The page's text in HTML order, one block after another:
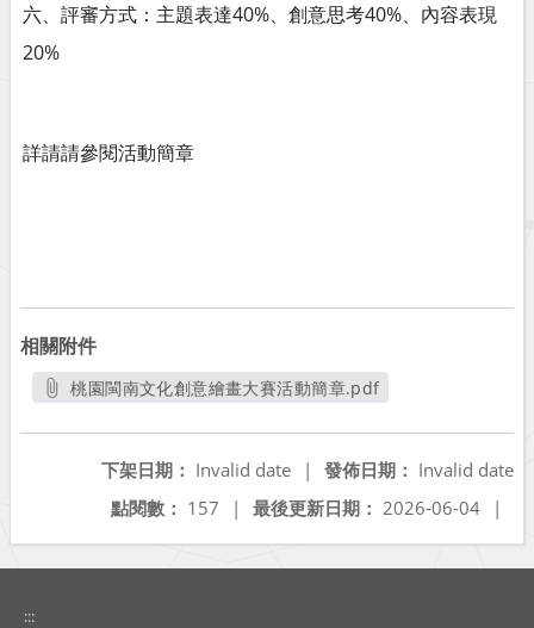
六、評審方式：主題表達40%、創意思考40%、內容表現
20%
詳請請參閱活動簡章
相關附件
桃園閩南文化創意繪畫大賽活動簡章.pdf
發佈日期： Invalid date
下架日期： Invalid date
|
最後更新日期： 2026-06-04 |
點閱數： 157 |
:::